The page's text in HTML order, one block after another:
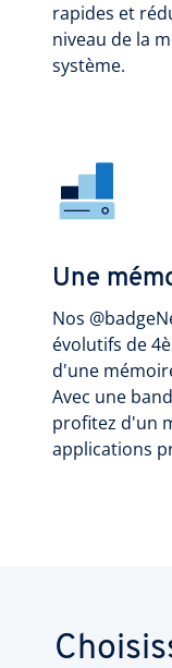
rapides et
niveau de la
système.
Une
Nos
évolutifs de
d'une
Avec une
profitez d'un
applications